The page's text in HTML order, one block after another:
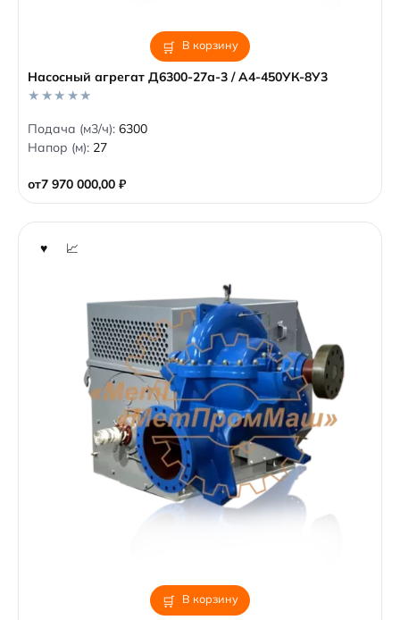
В корзину
Насосный агрегат Д6300-27а-3 / А4-450УК-8У3
от7 970 000,00 ₽
0
o
u
f
5
Подача (м3/ч): 6300
Напор (м): 27
В корзину